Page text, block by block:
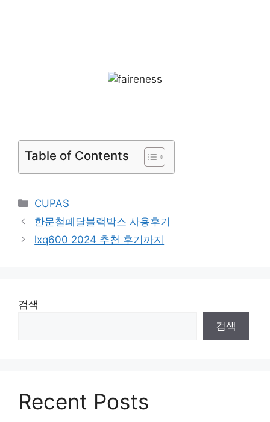
Table of Contents
Categories
CUPAS
한문철페달블랙박스 사용후기
lxq600 2024 추천 후기까지
검색
검색
Recent Posts